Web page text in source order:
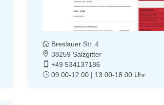
Breslauer Str. 4
38259 Salzgitter
+49 534137186
09:00-12:00 | 13:00-18:00 Uhr